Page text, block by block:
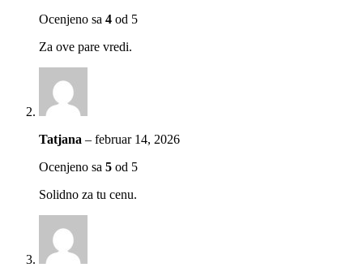
Ocenjeno sa 4 od 5
Za ove pare vredi.
Tatjana – februar 14, 2026
Ocenjeno sa 5 od 5
Solidno za tu cenu.